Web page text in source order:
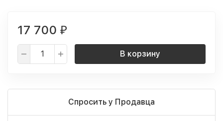
17 700 ₽
В корзину
Спросить у Продавца